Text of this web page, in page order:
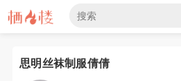
思明丝袜制服倩倩